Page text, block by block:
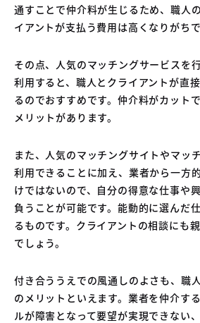
通すことで仲介料が生じるため、職人
イアントが支払う費用は高くなりがちで
その点、人気のマッチングサービスを
利用すると、職人とクライアントが直
るのでおすすめです。仲介料がカット
メリットがあります。
また、人気のマッチングサイトやマッ
利用できることに加え、業者から一方
けではないので、自分の得意な仕事や
負うことが可能です。能動的に選んだ
るものです。クライアントの相談にも
でしょう。
付き合ううえでの風通しのよさも、職
のメリットといえます。業者を仲介す
ルが障害となって要望が実現できない